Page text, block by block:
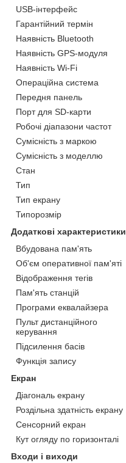
USB-інтерфейс
Гарантійний термін
Наявність Bluetooth
Наявність GPS-модуля
Наявність Wi-Fi
Операційна система
Передня панель
Порт для SD-карти
Робочі діапазони частот
Сумісність з маркою
Сумісність з моделлю
Стан
Тип
Тип екрану
Типорозмір
Додаткові характеристики
Вбудована пам'ять
Об'єм оперативної пам'яті
Відображення тегів
Пам'ять станцій
Програми еквалайзера
Пульт дистанційного
керування
Підсилення басів
Функція запису
Екран
Діагональ екрану
Роздільна здатність екрану
Сенсорний екран
Кут огляду по горизонталі
Входи і виходи